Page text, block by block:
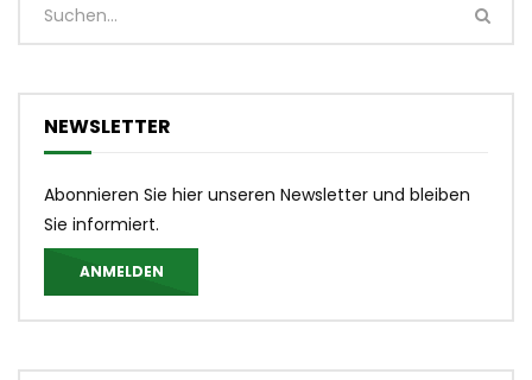
NEWSLETTER
Abonnieren Sie hier unseren Newsletter und bleiben
Sie informiert.
ANMELDEN